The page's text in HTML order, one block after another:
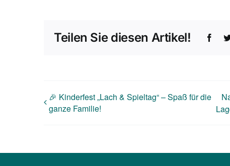
Teilen Sie diesen Artikel!
🎉 Kinderfest „Lach & Spieltag“ – Spaß für die
ganze Familie!